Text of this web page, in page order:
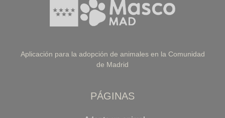
Aplicación para la adopción de animales en la Comunidad
de Madrid
PÁGINAS